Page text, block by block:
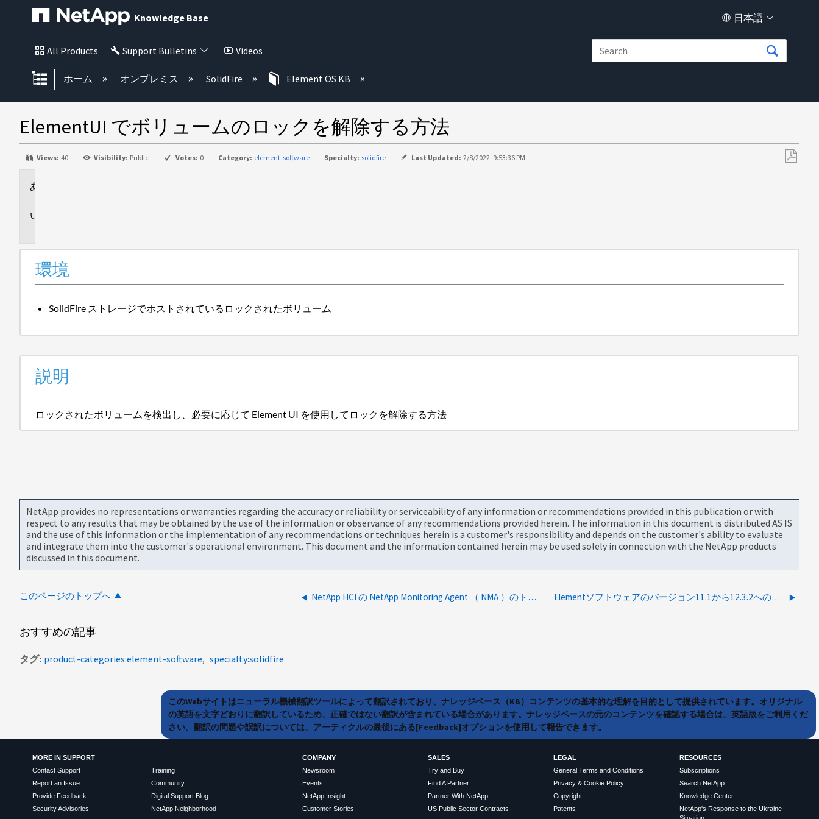
Knowledge Base 日本語
All Products Support Bulletins Videos
グローバル階層を展開/折りたたむ
ホーム オンプレミス SolidFire Element OS KB
ElementUI でボリュームのロックを解除する方法
Views: 40 Visibility: Public Votes: 0 Category: element-software Specialty: solidfire Last Updated: 2/8/2022, 9:53:36 PM
環境
SolidFire ストレージでホストされているロックされたボリューム
説明
ロックされたボリュームを検出し、必要に応じて Element UI を使用してロックを解除する方法
NetApp provides no representations or warranties regarding the accuracy or reliability or serviceability of any information or recommendations provided in this publication or with
respect to any results that may be obtained by the use of the information or observance of any recommendations provided herein. The information in this document is distributed AS IS
and the use of this information or the implementation of any recommendations or techniques herein is a customer's responsibility and depends on the customer's ability to evaluate
and integrate them into the customer's operational environment. This document and the information contained herein may be used solely in connection with the NetApp products
discussed in this document.
このページのトップへ NetApp HCI の NetApp Monitoring Agent （ NMA ）のトラブルシューティング方法 Elementソフトウェアのバージョン11.1から12.3.2へのアップグレード方法
おすすめの記事
タグ product-categories:element-software specialty:solidfire
このWebサイトはニューラル機械翻訳ツールによって翻訳されており、ナレッジベース（KB）コンテンツの基本的な理解を目的として提供されています。オリジナル
の英語を文字どおりに翻訳しているため、正確ではない翻訳が含まれている場合があります。ナレッジベースの元のコンテンツを確認する場合は、英語版をご利用くだ
さい。翻訳の問題や誤訳については、アーティクルの最後にある[Feedback]オプションを使用して報告できます。
MORE IN SUPPORT
Contact Support
Report an Issue
Provide Feedback
Security Advisories
Training
Community
Digital Support Blog
NetApp Neighborhood
COMPANY
Newsroom
Events
NetApp Insight
Customer Stories
SALES
Try and Buy
Find A Partner
Partner With NetApp
US Public Sector Contracts
LEGAL
General Terms and Conditions
Privacy & Cookie Policy
Copyright
Patents
RESOURCES
Subscriptions
Search NetApp
Knowledge Center
NetApp's Response to the Ukraine